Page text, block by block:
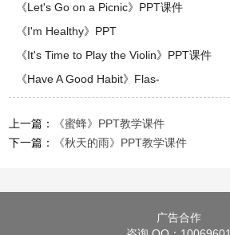
《Let's Go on a Picnic》PPT课件
《I'm Healthy》PPT
《It's Time to Play the Violin》PPT课件
《Have A Good Habit》Flas-
上一篇：
《蜜蜂》PPT教学课件
下一篇：
《秋天的雨》PPT教学课件
广告合作